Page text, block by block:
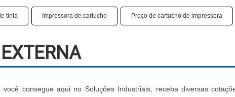
tinta Impressora de cartucho Preço de cartucho de impressora
consegue aqui no Soluções Industriais, receba diversas